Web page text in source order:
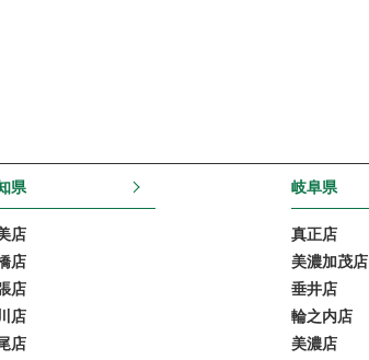
県
店
店
店
店
店
岐阜県
真正店
美濃加茂店
垂井店
輪之内店
美濃店